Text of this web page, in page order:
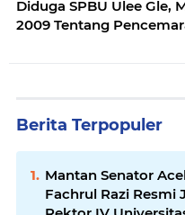
Diduga SPBU Ulee Gle,
2009 Tentang
Berita Terpopuler
Mantan Senator
Fachrul Razi Resmi